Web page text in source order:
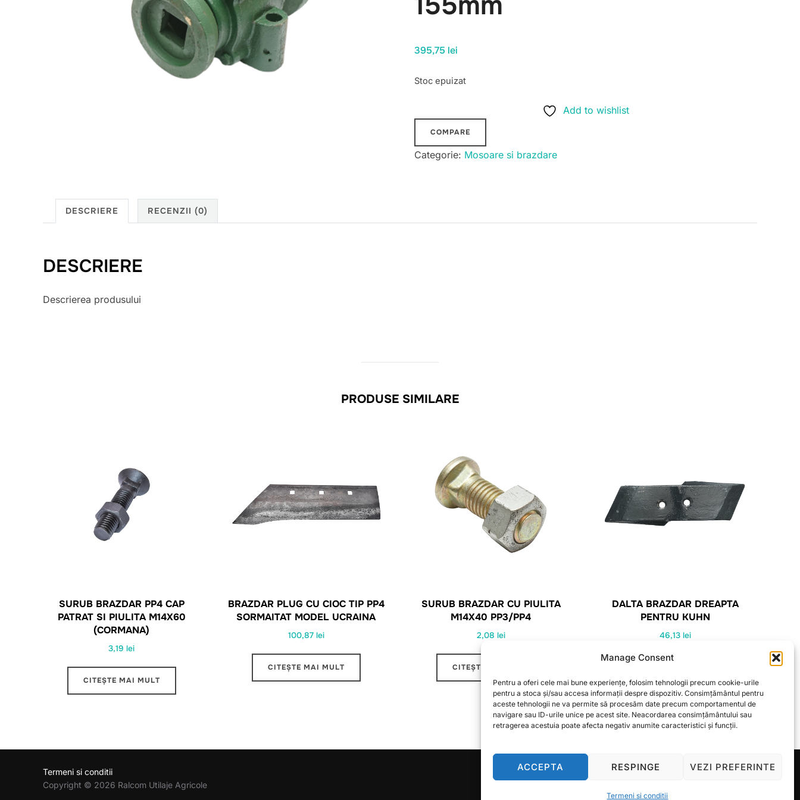
Manage Consent
Pentru a oferi cele mai bune experiențe, folosim tehnologii precum cookie-urile
pentru a stoca și/sau accesa informații despre dispozitiv. Consimțământul pentru
aceste tehnologii ne va permite să procesăm date precum comportamentul de
navigare sau ID-urile unice pe acest site. Neacordarea consimțământului sau
retragerea acestuia poate afecta negativ anumite caracteristici și funcții.
ACCEPTA RESPINGE VEZI PREFERINTE
Termeni si conditii
395,75 lei
Stoc epuizat
Add to wishlist
COMPARE
Categorie: Mosoare si brazdare
DESCRIERE RECENZII (0)
DESCRIERE
Descrierea produsului
PRODUSE SIMILARE
SURUB BRAZDAR PP4 CAP
PATRAT SI PIULITA M14X60
(CORMANA)
3,19lei
CITEȘTE MAI MULT
BRAZDAR PLUG CU CIOC TIP PP4
SORMAITAT MODEL UCRAINA
100,87 lei
CITEȘTE MAI MULT
SURUB BRAZDAR CU PIULITA
M14X40 PP3/PP4
2,08 lei
CITEȘTE MAI MULT
DALTA BRAZDAR DREAPTA
PENTRU KUHN
46,13lei
Termeni si conditii
Copyright © 2026 Ralcom Utilaje Agricole